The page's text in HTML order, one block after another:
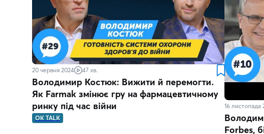
20 червня 2024 47 хв.
Володимир Костюк: Вижити й перемогти.
Як Farmak змінює гру на фармацевтичному
ринку під час війни
OK TALK
16 листопада
Forbes,